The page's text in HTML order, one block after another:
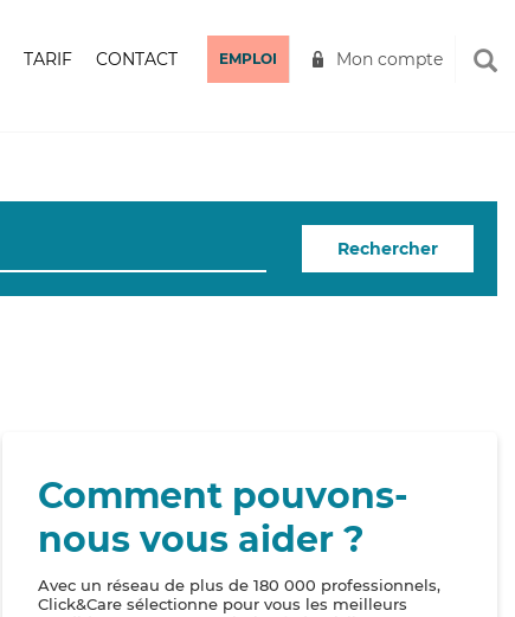
TARIF CONTACT EMPLOI Mon compte
Rechercher
Comment pouvons-
nous vous aider ?
Avec un réseau de plus de 180 000 professionnels,
Click&Care sélectionne pour vous les meilleurs